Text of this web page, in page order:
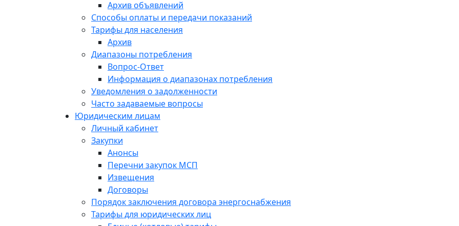
Архив объявлений
Способы оплаты и передачи показаний
Тарифы для населения
Архив
Диапазоны потребления
Вопрос-Ответ
Информация о диапазонах потребления
Уведомления о задолженности
Часто задаваемые вопросы
Юридическим лицам
Личный кабинет
Закупки
Анонсы
Перечни закупок МСП
Извещения
Договоры
Порядок заключения договора энергоснабжения
Тарифы для юридических лиц